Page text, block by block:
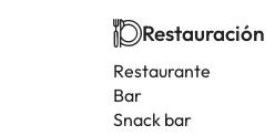
Restauración
Restaurante
Bar
Snack bar